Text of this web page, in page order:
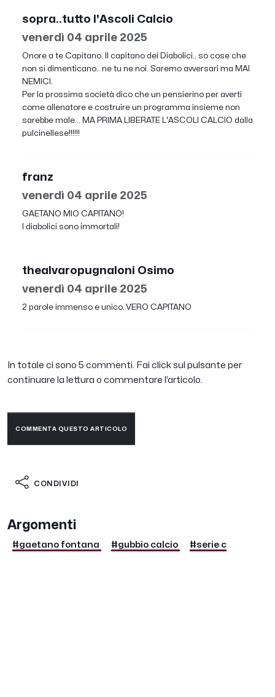
sopra..tutto l'Ascoli Calcio
venerdì 04 aprile 2025
Onore a te Capitano. Il capitano dei Diabolici.. so cose che
non si dimenticano.. ne tu ne noi. Saremo avversari ma MAI
NEMICI.
Per la prossima società dico che un pensierino per averti
come allenatore e costruire un programma insieme non
sarebbe male... MA PRIMA LIBERATE L'ASCOLI CALCIO dalla
pulcinellese!!!!!!
franz
venerdì 04 aprile 2025
GAETANO MIO CAPITANO!
I diabolici sono immortali!
thealvaropugnaloni Osimo
venerdì 04 aprile 2025
2 parole immenso e unico..VERO CAPITANO
In totale ci sono 5 commenti. Fai click sul pulsante per
continuare la lettura o commentare l’articolo.
COMMENTA QUESTO ARTICOLO
CONDIVIDI
Argomenti
#gaetano fontana #gubbio calcio #serie c